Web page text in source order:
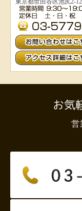
東京都世田谷区池尻2-
お気
営